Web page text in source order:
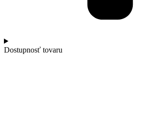
Dostupnosť tovaru